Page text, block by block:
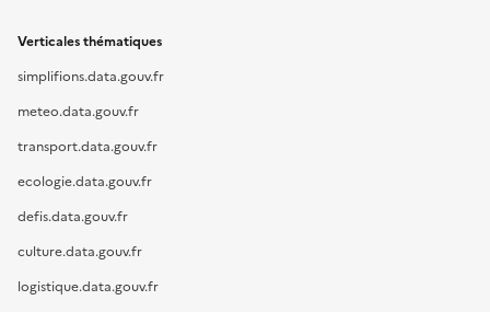
Verticales thématiques
simplifions.data.gouv.fr
meteo.data.gouv.fr
transport.data.gouv.fr
ecologie.data.gouv.fr
defis.data.gouv.fr
culture.data.gouv.fr
logistique.data.gouv.fr